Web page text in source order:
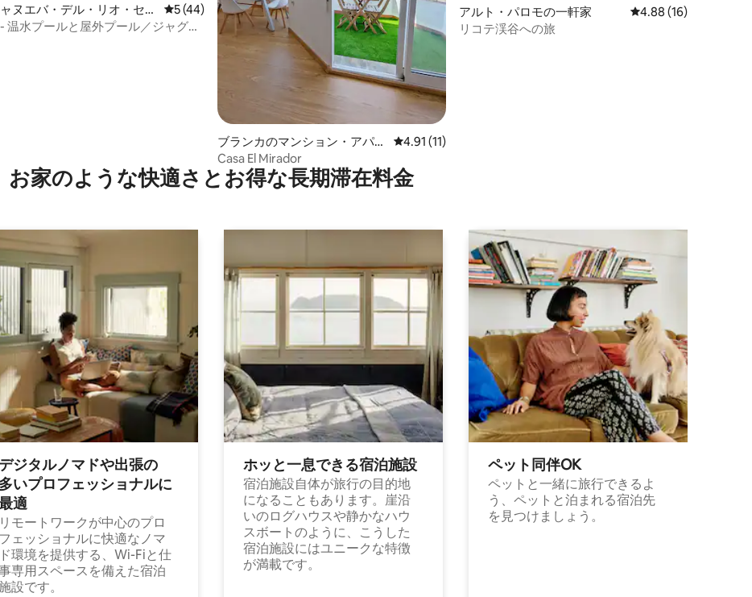
星中4.9つ星の平均評価
ヌエバ・デル・リオ・セグ
ンション・アパート
レビュー44件、5つ星中5つ星の平均評価
5 (44)
温水プールと屋外プール／ジャグジ
ブランカのマンション・アパー
ト
レビュー11件、5つ星中4.91つ星の平均評価
4.91 (11)
Casa El Mirador
アルト・パロモの一軒家 レビュー16件、5つ
4.88 (16)
リコテ渓谷への旅
お家のような快⁠適⁠さ⁠とお⁠得⁠な長⁠期⁠滞⁠在料⁠金
デジタルノマドや出⁠張⁠の
多⁠いプ⁠ロ⁠フ⁠ェ⁠ッ⁠シ⁠ョ⁠ナ⁠ル⁠に
適
リモートワークが中心のプロ
フェッショナルに快適なノマ
ド環境を提供する、Wi-Fiと仕
専用スペースを備えた宿泊
設です。
ホッと一⁠息⁠で⁠き⁠る宿⁠泊施⁠設
宿泊施設自体が旅行の目的地
になることもあります。崖沿
いのログハウスや静かなハウ
スボートのように、こうした
宿泊施設にはユニークな特徴
が満載です。
ペット同⁠伴OK
ペットと一緒に旅行できるよ
う、ペットと泊まれる宿泊先
を見つけましょう。